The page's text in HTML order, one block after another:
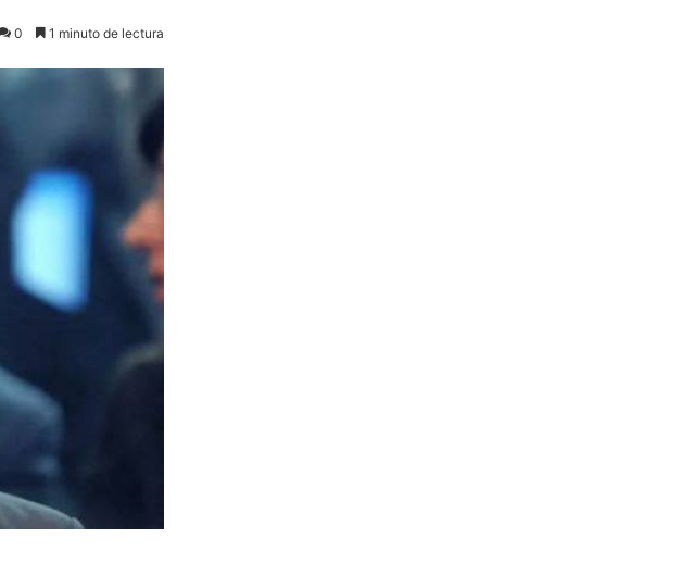
0 1 minuto de lectura